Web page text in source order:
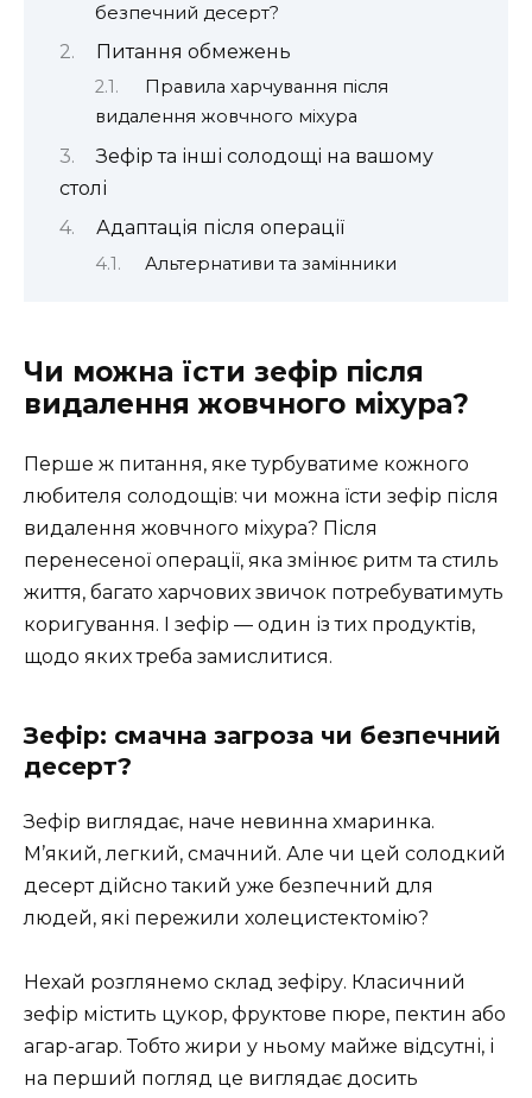
безпечний десерт?
Питання обмежень
Правила харчування після
видалення жовчного міхура
Зефір та інші солодощі на вашому
столі
Адаптація після операції
Альтернативи та замінники
Чи можна їсти зефір після
видалення жовчного міхура?
Перше ж питання, яке турбуватиме кожного
любителя солодощів: чи можна їсти зефір після
видалення жовчного міхура? Після
перенесеної операції, яка змінює ритм та стиль
життя, багато харчових звичок потребуватимуть
коригування. І зефір — один із тих продуктів,
щодо яких треба замислитися.
Зефір: смачна загроза чи безпечний
десерт?
Зефір виглядає, наче невинна хмаринка.
М’який, легкий, смачний. Але чи цей солодкий
десерт дійсно такий уже безпечний для
людей, які пережили холецистектомію?
Нехай розглянемо склад зефіру. Класичний
зефір містить цукор, фруктове пюре, пектин або
агар-агар. Тобто жири у ньому майже відсутні, і
на перший погляд це виглядає досить